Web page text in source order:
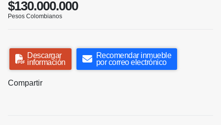
$130.000.000
Pesos Colombianos
Descargar
información
Recomendar inmueble
por correo electrónico
Compartir